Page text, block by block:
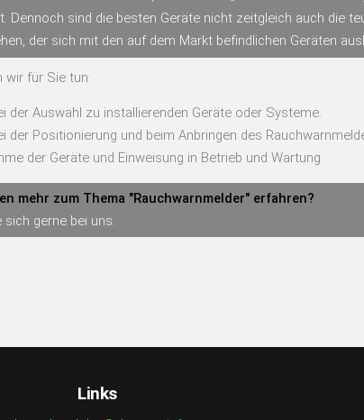
Dennoch sind die besten Geräte nicht zeitgleich auch die
der sich mit den auf dem Markt befindlichen Geräten
wir für Sie tun:
der Auswahl zu installierenden Geräte oder Systeme.
der Positionierung und beim Anbringen des
der Geräte und Einweisung in Betrieb und Wartung.
mehr zum Thema "Rauchwarnmelder" erfahren?
sich gerne bei uns.
Links